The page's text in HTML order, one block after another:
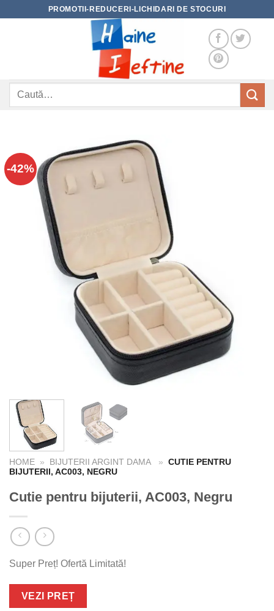
PROMOTII-REDUCERI-LICHIDARI DE STOCURI
Caută
-42%
HOME » BIJUTERII ARGINT DAMA »
CUTIE PENTRU
BIJUTERII, AC003, NEGRU
Cutie pentru bijuterii, AC003, Negru
Super Preț! Ofertă Limitată!
VEZI PREȚ